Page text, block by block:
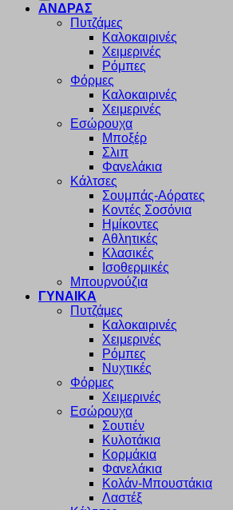
ΑΝΔΡΑΣ
Πυτζάμες
Καλοκαιρινές
Χειμερινές
Ρόμπες
Φόρμες
Καλοκαιρινές
Χειμερινές
Εσώρουχα
Μποξέρ
Σλιπ
Φανελάκια
Κάλτσες
Σουμπάς-Αόρατες
Κοντές Σοσόνια
Ημίκοντες
Αθλητικές
Κλασικές
Ισοθερμικές
Μπουρνούζια
ΓΥΝΑΙΚΑ
Πυτζάμες
Καλοκαιρινές
Χειμερινές
Ρόμπες
Νυχτικές
Φόρμες
Χειμερινές
Εσώρουχα
Σουτιέν
Κυλοτάκια
Κορμάκια
Φανελάκια
Κολάν-Μπουστάκια
Λαστέξ